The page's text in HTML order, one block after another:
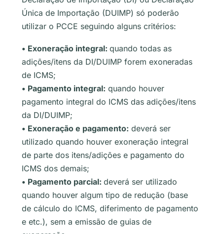
Única de Importação (DUIMP) só poderão
utilizar o PCCE seguindo alguns critérios:
• Exoneração integral: quando todas as
adições/itens da DI/DUIMP forem exoneradas
de ICMS;
• Pagamento integral: quando houver
pagamento integral do ICMS das adições/itens
da DI/DUIMP;
• Exoneração e pagamento: deverá ser
utilizado quando houver exoneração integral
de parte dos itens/adições e pagamento do
ICMS dos demais;
• Pagamento parcial: deverá ser utilizado
quando houver algum tipo de redução (base
de cálculo do ICMS, diferimento de pagamento
e etc.), sem a emissão de guias de